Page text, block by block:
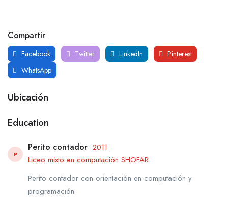
Compartir
Facebook Twitter LinkedIn
Pinterest
WhatsApp
Ubicación
Education
P
Perito contador 2011
Liceo mixto en computación SHOFAR
Perito contador con orientación en computación y
programación